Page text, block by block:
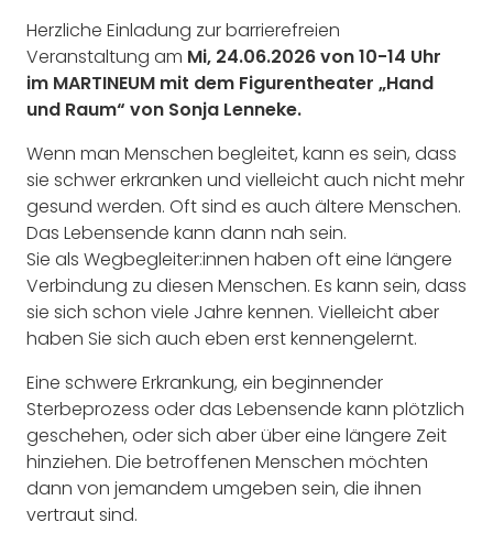
Herzliche Einladung zur barrierefreien
Veranstaltung am Mi, 24.06.2026 von 10-14 Uhr
im MARTINEUM mit dem Figurentheater „Hand
und Raum“ von Sonja Lenneke.
Wenn man Menschen begleitet, kann es sein, dass
sie schwer erkranken und vielleicht auch nicht mehr
gesund werden. Oft sind es auch ältere Menschen.
Das Lebensende kann dann nah sein.
Sie als Wegbegleiter:innen haben oft eine längere
Verbindung zu diesen Menschen. Es kann sein, dass
sie sich schon viele Jahre kennen. Vielleicht aber
haben Sie sich auch eben erst kennengelernt.
Eine schwere Erkrankung, ein beginnender
Sterbeprozess oder das Lebensende kann plötzlich
geschehen, oder sich aber über eine längere Zeit
hinziehen. Die betroffenen Menschen möchten
dann von jemandem umgeben sein, die ihnen
vertraut sind.